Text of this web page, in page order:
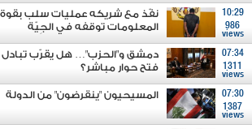
10:29
986
views
نفّذ مع شريكه عمليات سلب بقوة
المعلومات توقفه في الجِيّة
07:34
1311
views
دمشق و"الحزب"… هل يقرّب تبادل
فتح حوار مباشر؟
07:30
1387
views
المسيحيون "ينقرضون" من الدولة